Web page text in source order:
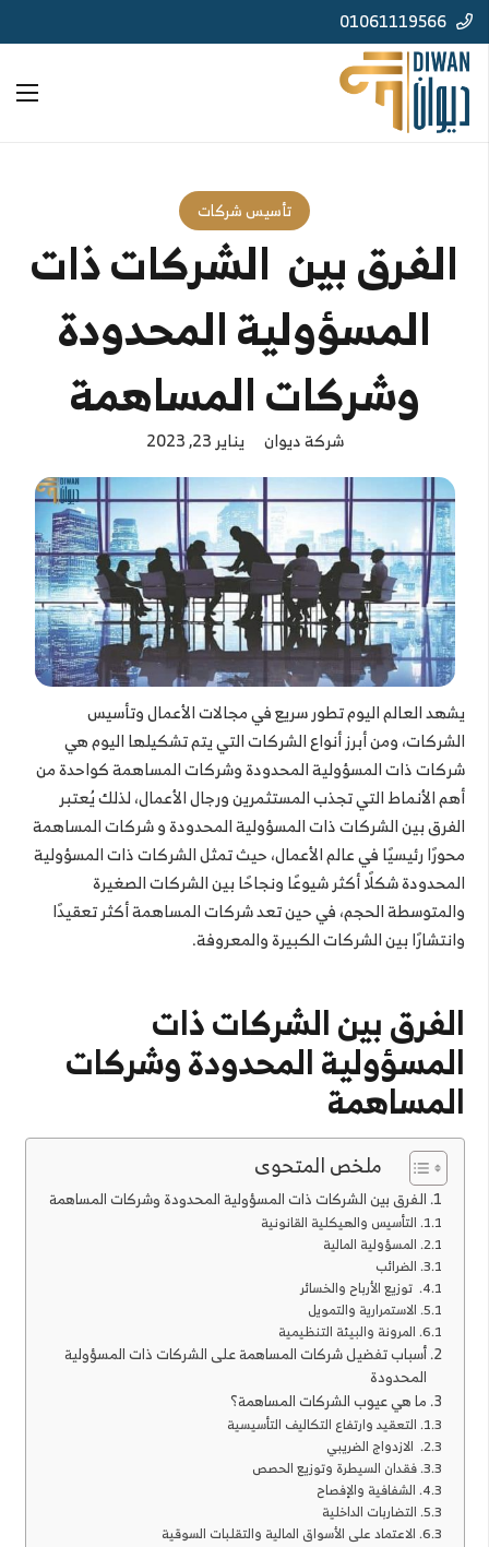
01061119566
تأسيس شركات
الفرق بين الشركات ذات
المسؤولية المحدودة
وشركات المساهمة
شركة ديوان يناير 23, 2023
يشهد العالم اليوم تطور سريع في مجالات الأعمال وتأسيس
الشركات، ومن أبرز أنواع الشركات التي يتم تشكيلها اليوم هي
شركات ذات المسؤولية المحدودة وشركات المساهمة كواحدة من
أهم الأنماط التي تجذب المستثمرين ورجال الأعمال، لذلك يُعتبر
الفرق بين الشركات ذات المسؤولية المحدودة و شركات المساهمة
محورًا رئيسيًا في عالم الأعمال، حيث تمثل الشركات ذات المسؤولية
المحدودة شكلًا أكثر شيوعًا ونجاحًا بين الشركات الصغيرة
والمتوسطة الحجم، في حين تعد شركات المساهمة أكثر تعقيدًا
وانتشارًا بين الشركات الكبيرة والمعروفة.
الفرق بين الشركات ذات
المسؤولية المحدودة وشركات
المساهمة
ملخص المتحوى
الفرق بين الشركات ذات المسؤولية المحدودة وشركات المساهمة
التأسيس والهيكلية القانونية
المسؤولية المالية
الضرائب
توزيع الأرباح والخسائر
الاستمرارية والتمويل
المرونة والبيئة التنظيمية
أسباب تفضيل شركات المساهمة على الشركات ذات المسؤولية
المحدودة
ما هي عيوب الشركات المساهمة؟
التعقيد وارتفاع التكاليف التأسيسية
الازدواج الضريبي
فقدان السيطرة وتوزيع الحصص
الشفافية والإفصاح
التضاربات الداخلية
الاعتماد على الأسواق المالية والتقلبات السوقية